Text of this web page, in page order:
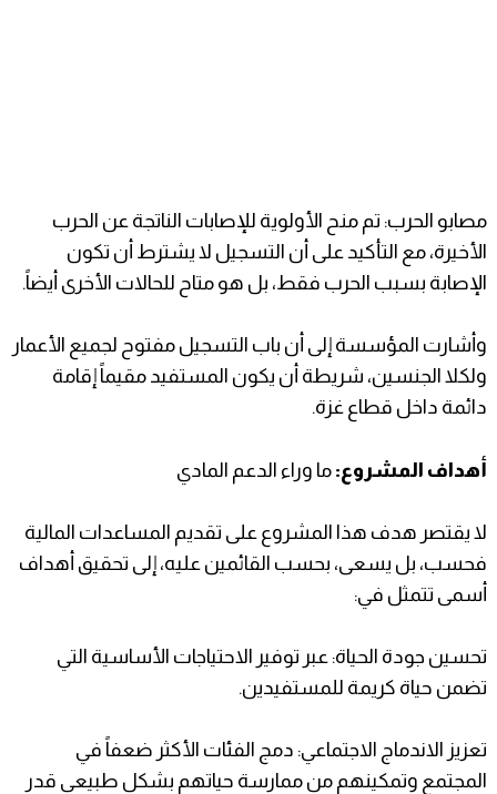
​مصابو الحرب: تم منح الأولوية للإصابات الناتجة عن الحرب
الأخيرة، مع التأكيد على أن التسجيل لا يشترط أن تكون
الإصابة بسبب الحرب فقط، بل هو متاح للحالات الأخرى أيضاً.
​وأشارت المؤسسة إلى أن باب التسجيل مفتوح لجميع الأعمار
ولكلا الجنسين، شريطة أن يكون المستفيد مقيماً إقامة
دائمة داخل قطاع غزة.
​أهداف المشروع: ما وراء الدعم المادي
​لا يقتصر هدف هذا المشروع على تقديم المساعدات المالية
فحسب، بل يسعى، بحسب القائمين عليه، إلى تحقيق أهداف
أسمى تتمثل في:
​تحسين جودة الحياة: عبر توفير الاحتياجات الأساسية التي
تضمن حياة كريمة للمستفيدين.
​تعزيز الاندماج الاجتماعي: دمج الفئات الأكثر ضعفاً في
المجتمع وتمكينهم من ممارسة حياتهم بشكل طبيعي قدر